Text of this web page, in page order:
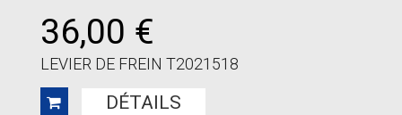
36,00 €
LEVIER DE FREIN T2021518
DÉTAILS